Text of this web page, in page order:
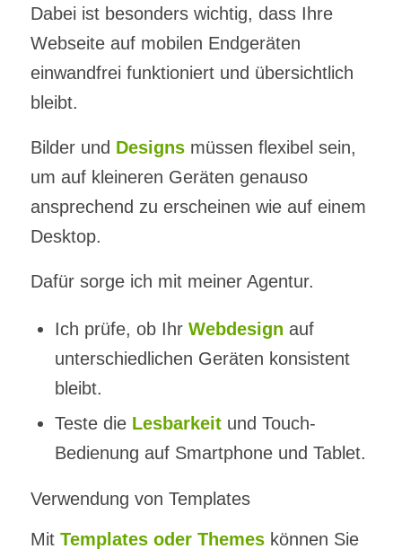
Dabei ist besonders wichtig, dass Ihre
Webseite auf mobilen Endgeräten
einwandfrei funktioniert und übersichtlich
bleibt.
Bilder und Designsmüssen flexibel sein,
um auf kleineren Geräten genauso
ansprechend zu erscheinen wie auf einem
Desktop.
Dafür sorge ich mit meiner Agentur.
Ich prüfe, ob Ihr Webdesign auf
unterschiedlichen Geräten konsistent
bleibt.
Teste die Lesbarkeitund Touch-
Bedienung auf Smartphone und Tablet.
Verwendung von Templates
Mit Templates oder Themeskönnen Sie